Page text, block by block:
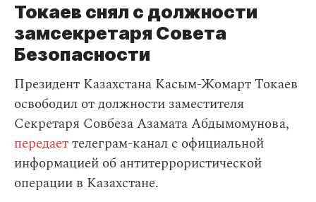
Токаев снял с должности
замсекретаря Совета
Безопасности
Президент Казахстана Касым-Жомарт Токаев
освободил от должности заместителя
Cекретаря Совбеза Азамата Абдымомунова,
передаеттелеграм-канал с официальной
информацией об антитеррористической
операции в Казахстане.